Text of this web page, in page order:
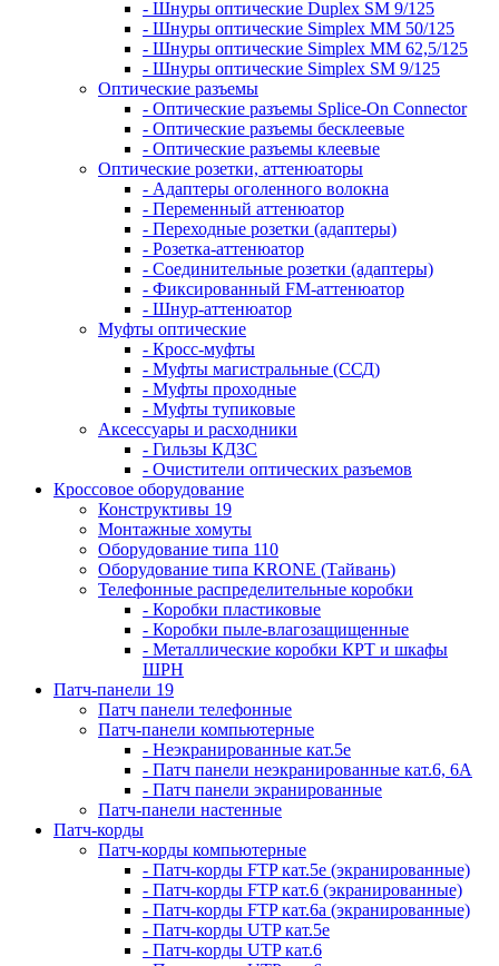
- Шнуры оптические Duplex SM 9/125
- Шнуры оптические Simplex MM 50/125
- Шнуры оптические Simplex MM 62,5/125
- Шнуры оптические Simplex SM 9/125
Оптические разъемы
- Оптические разъемы Splice-On Connector
- Оптические разъемы бесклеевые
- Оптические разъемы клеевые
Оптические розетки, аттенюаторы
- Адаптеры оголенного волокна
- Переменный аттенюатор
- Переходные розетки (адаптеры)
- Розетка-аттенюатор
- Соединительные розетки (адаптеры)
- Фиксированный FM-аттенюатор
- Шнур-аттенюатор
Муфты оптические
- Кросс-муфты
- Муфты магистральные (ССД)
- Муфты проходные
- Муфты тупиковые
Аксессуары и расходники
- Гильзы КДЗС
- Очистители оптических разъемов
Кроссовое оборудование
Конструктивы 19
Монтажные хомуты
Оборудование типа 110
Оборудование типа KRONE (Тайвань)
Телефонные распределительные коробки
- Коробки пластиковые
- Коробки пыле-влагозащищенные
- Металлические коробки КРТ и шкафы
ШРН
Патч-панели 19
Патч панели телефонные
Патч-панели компьютерные
- Неэкранированные кат.5е
- Патч панели неэкранированные кат.6, 6А
- Патч панели экранированные
Патч-панели настенные
Патч-корды
Патч-корды компьютерные
- Патч-корды FTP кат.5е (экранированные)
- Патч-корды FTP кат.6 (экранированные)
- Патч-корды FTP кат.6а (экранированные)
- Патч-корды UTP кат.5е
- Патч-корды UTP кат.6